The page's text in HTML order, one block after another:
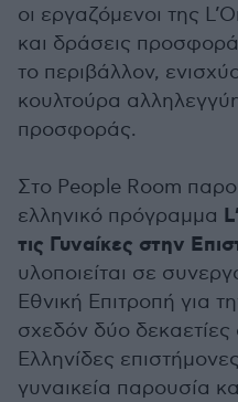
οι εργαζόμενοι της
και δράσεις
το περιβάλλον,
κουλτούρα
προσφοράς.
Στο People Room
ελληνικό πρόγραμμα
τις Γυναίκες στην
υλοποιείται σε
Εθνική Επιτροπή για
σχεδόν δύο δεκαετίες
Ελληνίδες
γυναικεία παρουσία